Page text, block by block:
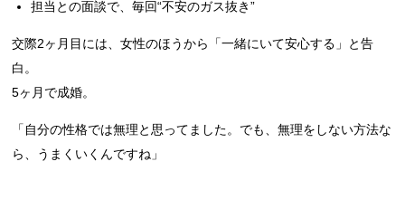
担当との面談で、毎回“不安のガス抜き”
交際2ヶ月目には、女性のほうから「一緒にいて安心する」と告
白。
5ヶ月で成婚。
「自分の性格では無理と思ってました。でも、無理をしない方法な
ら、うまくいくんですね」